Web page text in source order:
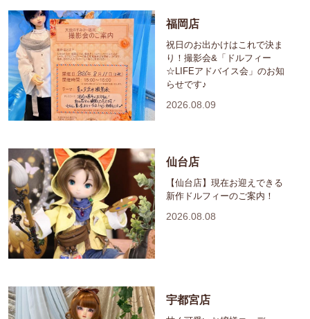
福岡店
祝日のお出かけはこれで決ま
り！撮影会&「ドルフィー
☆LIFEアドバイス会」のお知
らせです♪
2026.08.09
仙台店
【仙台店】現在お迎えできる
新作ドルフィーのご案内！
2026.08.08
宇都宮店